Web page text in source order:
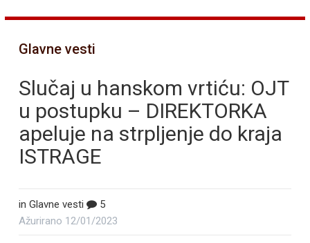
Glavne vesti
Slučaj u hanskom vrtiću: OJT
u postupku – DIREKTORKA
apeluje na strpljenje do kraja
ISTRAGE
in Glavne vesti
5
Ažurirano 12/01/2023